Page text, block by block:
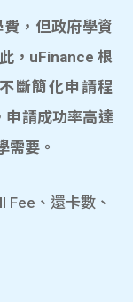
，但政府學資
，uFinance 根
斷簡化申請程
申請成功率高達
需要。
Fee、還卡數、